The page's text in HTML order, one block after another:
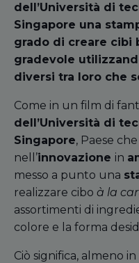
dell’Università di
Singapore una
grado di creare cibi
gradevole
diversi tra loro che
Come in un film di
dell’Università di
Singapore, Paese
nell’innovazione in
messo a punto una
realizzare cibo à la
assortimenti di
colore e la forma
Ciò significa, almeno